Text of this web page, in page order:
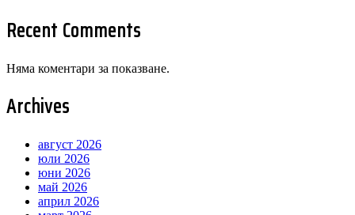
Recent Comments
Няма коментари за показване.
Archives
август 2026
юли 2026
юни 2026
май 2026
април 2026